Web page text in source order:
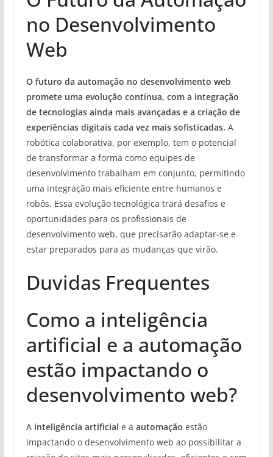
no Desenvolvimento
Web
O futuro da automação no desenvolvimento web
promete uma evolução contínua, com a integração
de tecnologias ainda mais avançadas e a criação de
experiências digitais cada vez mais sofisticadas. A
robótica colaborativa, por exemplo, tem o potencial
de transformar a forma como equipes de
desenvolvimento trabalham em conjunto, permitindo
uma integração mais eficiente entre humanos e
robôs. Essa evolução tecnológica trará desafios e
oportunidades para os profissionais de
desenvolvimento web, que precisarão adaptar-se e
estar preparados para as mudanças que virão.
Duvidas Frequentes
Como a inteligência
artificial e a automação
estão impactando o
desenvolvimento web?
A inteligência artificial e a automação estão
impactando o desenvolvimento web ao possibilitar a